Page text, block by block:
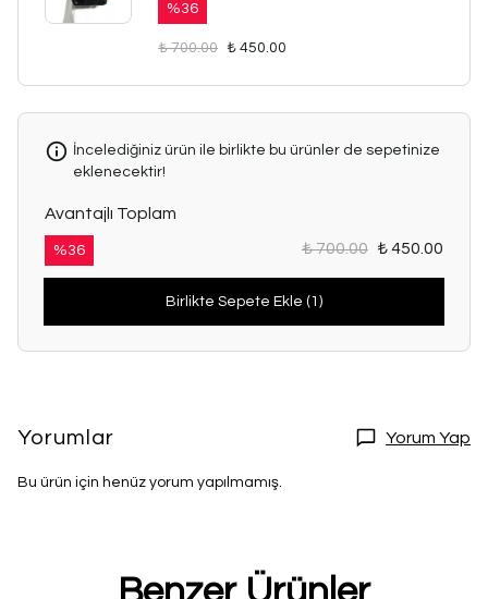
%36
₺ 700.00 ₺ 450.00
İncelediğiniz ürün ile birlikte bu ürünler de sepetinize
eklenecektir!
Avantajlı Toplam
%36 ₺ 700.00 ₺ 450.00
Birlikte Sepete Ekle (1)
Yorumlar Yorum Yap
Bu ürün için henüz yorum yapılmamış.